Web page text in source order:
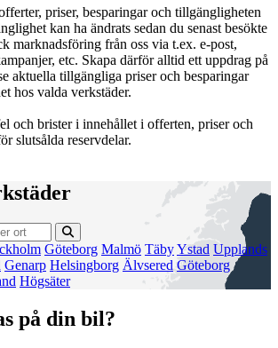
priser, besparingar och tillgängligheten
kan ha ändrats sedan du senast besökte
marknadsföring från oss via t.ex. e-post,
etc. Skapa därför alltid ett uppdrag på
aktuella tillgängliga priser och besparingar
hos valda verkstäder.
och brister i innehållet i offerten, priser och
slutsålda reservdelar.
Göteborg Malmö TäbyYstad Upplands
Genarp Helsingborg Älvsered Göteborg
Högsäter
på din bil?